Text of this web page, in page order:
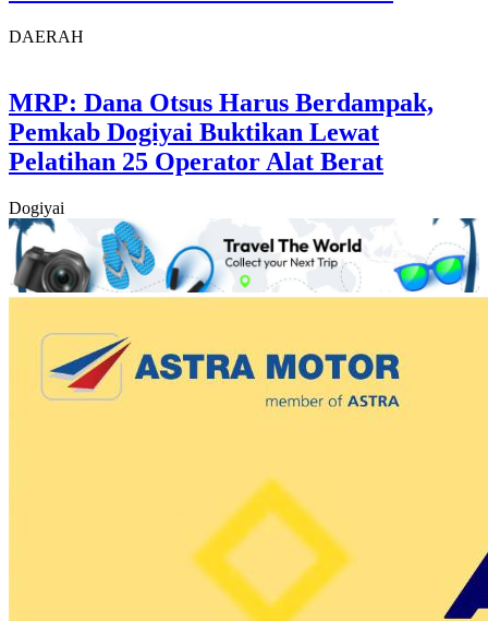
DAERAH
MRP: Dana Otsus Harus Berdampak,
Pemkab Dogiyai Buktikan Lewat
Pelatihan 25 Operator Alat Berat
Dogiyai